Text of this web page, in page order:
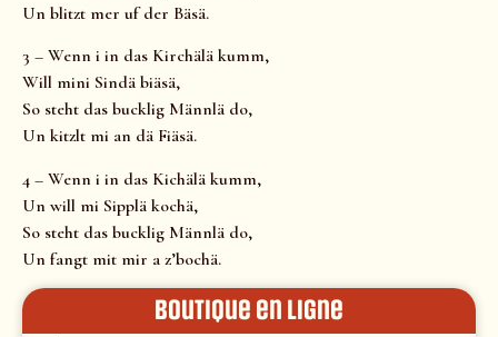
Un blitzt mer uf der Bäsä.
3 – Wenn i in das Kirchälä kumm,
Will mini Sindä biäsä,
So steht das bucklig Männlä do,
Un kitzlt mi an dä Fiäsä.
4 – Wenn i in das Kichälä kumm,
Un will mi Sipplä kochä,
So steht das bucklig Männlä do,
Un fangt mit mir a z’bochä.
Boutique en ligne